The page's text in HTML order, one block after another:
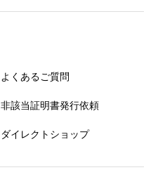
よくあるご質問
非該当証明書発行依頼
ダイレクトショップ